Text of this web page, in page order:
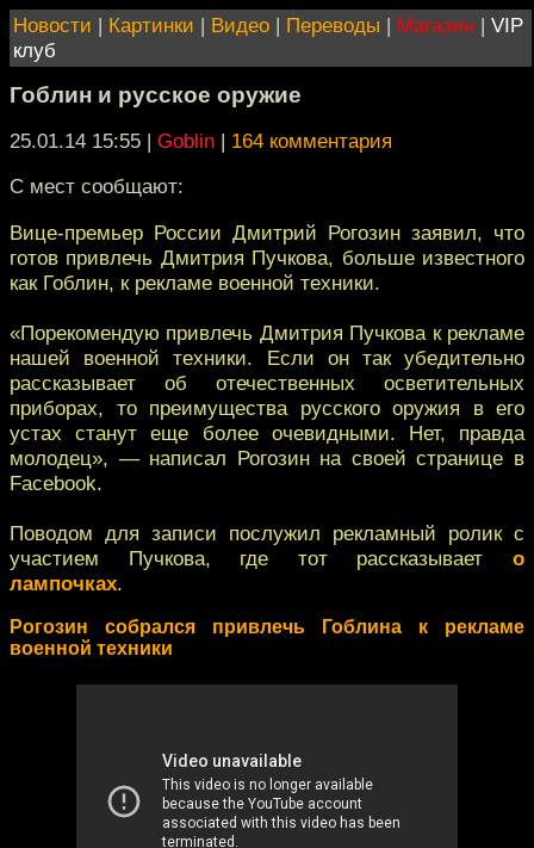
Новости | Картинки | Видео | Переводы | Магазин | VIP
клуб
Гоблин и русское оружие
25.01.14 15:55 | Goblin | 164 комментария
С мест сообщают:
Вице-премьер России Дмитрий Рогозин заявил, что
готов привлечь Дмитрия Пучкова, больше известного
как Гоблин, к рекламе военной техники.
«Порекомендую привлечь Дмитрия Пучкова к рекламе
нашей военной техники. Если он так убедительно
рассказывает об отечественных осветительных
приборах, то преимущества русского оружия в его
устах станут еще более очевидными. Нет, правда
молодец», — написал Рогозин на своей странице в
Facebook.
Поводом для записи послужил рекламный ролик c
участием Пучкова, где тот рассказывает о
лампочках.
Рогозин собрался привлечь Гоблина к рекламе
военной техники